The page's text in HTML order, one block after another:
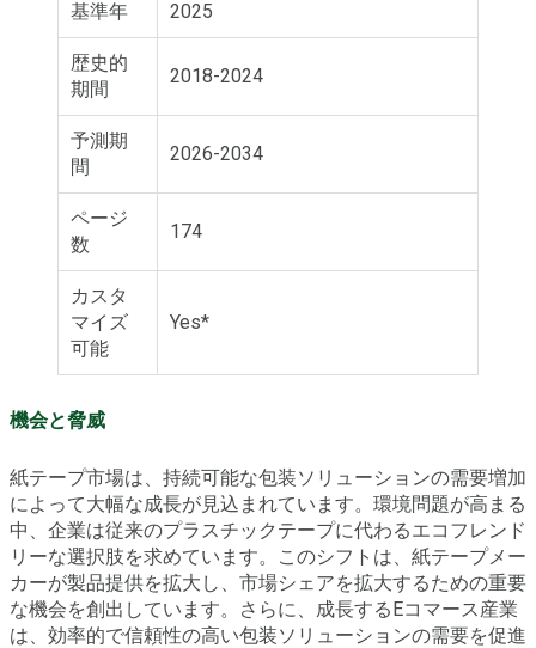
基準年 2025
歴史的
期間
2018-2024
予測期
間
2026-2034
ページ
数
174
カスタ
マイズ
可能
Yes*
機会と脅威
紙テープ市場は、持続可能な包装ソリューションの需要増加
によって大幅な成長が見込まれています。環境問題が高まる
中、企業は従来のプラスチックテープに代わるエコフレンド
リーな選択肢を求めています。このシフトは、紙テープメー
カーが製品提供を拡大し、市場シェアを拡大するための重要
な機会を創出しています。さらに、成長するEコマース産業
は、効率的で信頼性の高い包装ソリューションの需要を促進